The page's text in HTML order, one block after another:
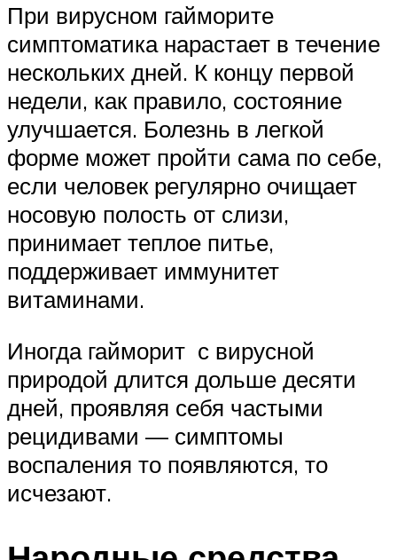
При вирусном гайморите
симптоматика нарастает в течение
нескольких дней. К концу первой
недели, как правило, состояние
улучшается. Болезнь в легкой
форме может пройти сама по себе,
если человек регулярно очищает
носовую полость от слизи,
принимает теплое питье,
поддерживает иммунитет
витаминами.
Иногда гайморит с вирусной
природой длится дольше десяти
дней, проявляя себя частыми
рецидивами — симптомы
воспаления то появляются, то
исчезают.